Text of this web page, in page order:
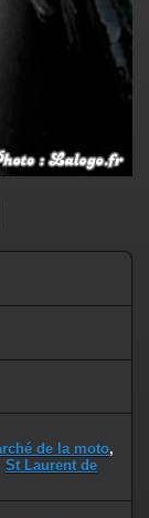
de la moto,
St Laurent de